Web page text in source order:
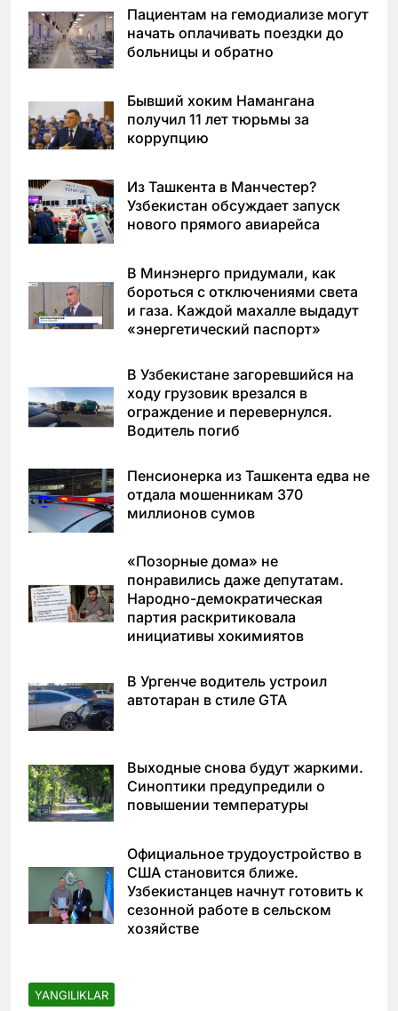
Пациентам на гемодиализе могут
начать оплачивать поездки до
больницы и обратно
Бывший хоким Намангана
получил 11 лет тюрьмы за
коррупцию
Из Ташкента в Манчестер?
Узбекистан обсуждает запуск
нового прямого авиарейса
В Минэнерго придумали, как
бороться с отключениями света
и газа. Каждой махалле выдадут
«энергетический паспорт»
В Узбекистане загоревшийся на
ходу грузовик врезался в
ограждение и перевернулся.
Водитель погиб
Пенсионерка из Ташкента едва не
отдала мошенникам 370
миллионов сумов
«Позорные дома» не
понравились даже депутатам.
Народно-демократическая
партия раскритиковала
инициативы хокимиятов
В Ургенче водитель устроил
автотаран в стиле GTA
Выходные снова будут жаркими.
Синоптики предупредили о
повышении температуры
Официальное трудоустройство в
США становится ближе.
Узбекистанцев начнут готовить к
сезонной работе в сельском
хозяйстве
YANGILIKLAR